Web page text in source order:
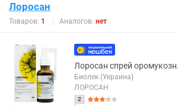
Лоросан
Товаров: 1 Аналогов: нет
Лоросан спрей
Биолек (Украина)
ЛОРОСАН
2